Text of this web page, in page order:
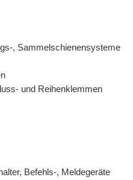
, Sammelschienensysteme
und Reihenklemmen
Befehls-, Meldegeräte